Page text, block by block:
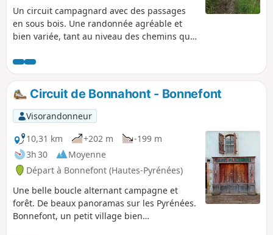
Un circuit campagnard avec des passages
en sous bois. Une randonnée agréable et
bien variée, tant au niveau des chemins que
Circuit de Bonnahont - Bonnefont
Visorandonneur
10,31 km
+202 m
-199 m
3h 30
Moyenne
Départ à Bonnefont (Hautes-Pyrénées)
Une belle boucle alternant campagne et
forêt. De beaux panoramas sur les Pyrénées.
Bonnefont, un petit village bien